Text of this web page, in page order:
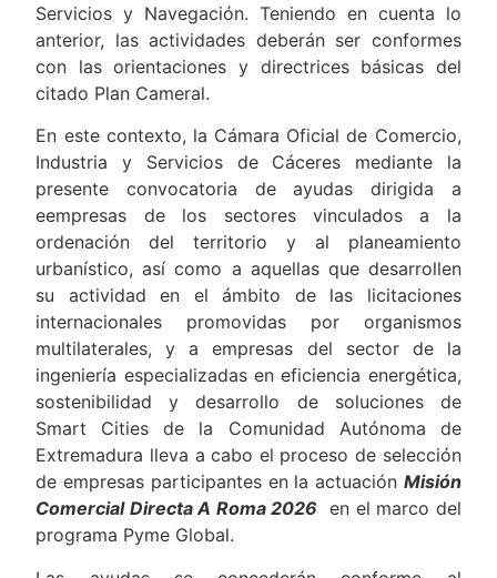
Servicios y Navegación. Teniendo en cuenta lo
anterior, las actividades deberán ser conformes
con las orientaciones y directrices básicas del
citado Plan Cameral.
En este contexto, la Cámara Oficial de Comercio,
Industria y Servicios de Cáceres mediante la
presente convocatoria de ayudas dirigida a
eempresas de los sectores vinculados a la
ordenación del territorio y al planeamiento
urbanístico, así como a aquellas que desarrollen
su actividad en el ámbito de las licitaciones
internacionales promovidas por organismos
multilaterales, y a empresas del sector de la
ingeniería especializadas en eficiencia energética,
sostenibilidad y desarrollo de soluciones de
Smart Cities de la Comunidad Autónoma de
Extremadura lleva a cabo el proceso de selección
de empresas participantes en la actuación Misión
Comercial Directa A Roma 2026 en el marco del
programa Pyme Global.